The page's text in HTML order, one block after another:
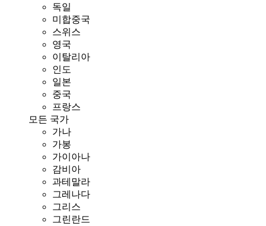
독일
미합중국
스위스
영국
이탈리아
인도
일본
중국
프랑스
모든 국가
가나
가봉
가이아나
감비아
과테말라
그레나다
그리스
그린란드